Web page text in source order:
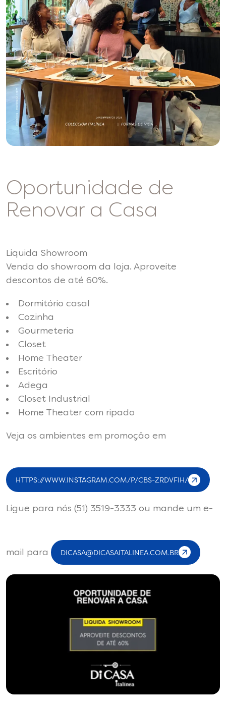
Oportunidade de
Renovar a Casa
Liquida Showroom
Venda do showroom da loja. Aproveite
descontos de até 60%.
Dormitório casal
Cozinha
Gourmeteria
Closet
Home Theater
Escritório
Adega
Closet Industrial
Home Theater com ripado
Veja os ambientes em promoção em
HTTPS://WWW.INSTAGRAM.COM/P/CBS-ZRDVFIH/
Ligue para nós (51) 3519-3333 ou mande um e-
mail para DICASA@DICASAITALINEA.COM.BR